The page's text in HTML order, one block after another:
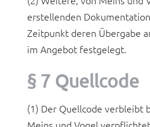
erstellenden
Zeitpunkt deren Übergabe
im Angebot festgelegt.
§ 7 Quellcode
(1) Der Quellcode verbleibt
Meins und Vogel